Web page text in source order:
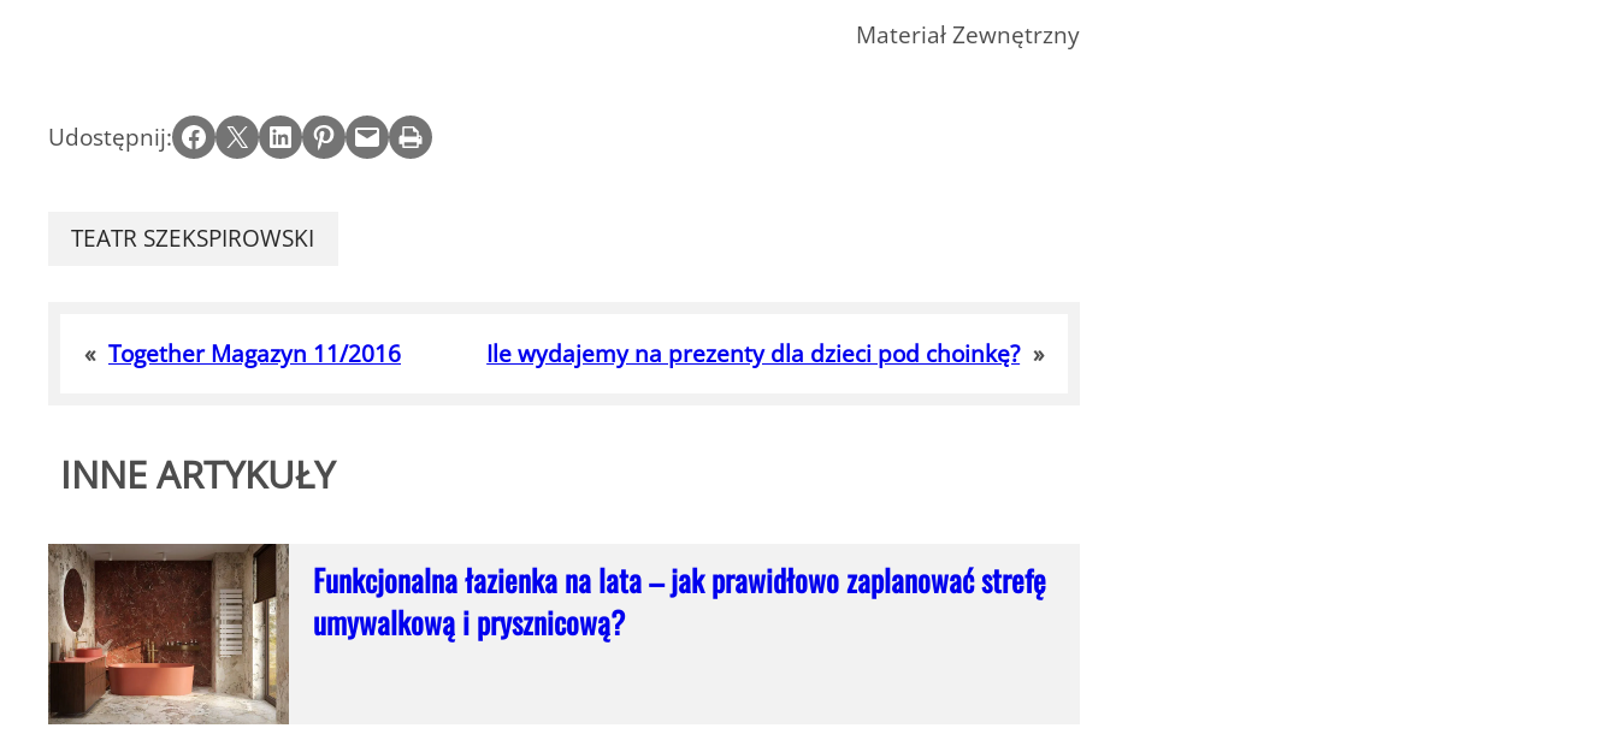
Materiał Zewnętrzny
Udostępnij: Share on Facebook Email this Page Share on LinkedIn Share on Pinterest Email this Page Print this Page
TEATR SZEKSPIROWSKI
« Together Magazyn 11/2016 Ile wydajemy na prezenty dla dzieci pod choinkę? »
INNE ARTYKUŁY
Funkcjonalna łazienka na lata – jak prawidłowo zaplanować strefę
umywalkową i prysznicową?